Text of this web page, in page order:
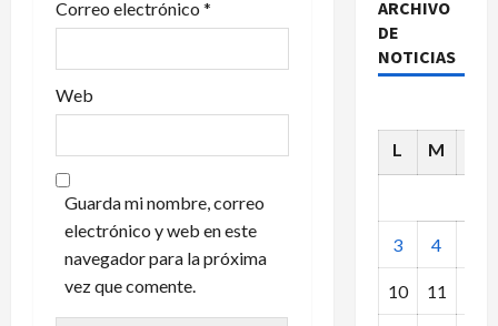
a
d
a
s
Correo electrónico *
Web
Guarda mi nombre, correo
electrónico y web en este
navegador para la próxima
vez que comente.
ARCHIVO
DE
NOTICIAS
L M
3 4
10 11